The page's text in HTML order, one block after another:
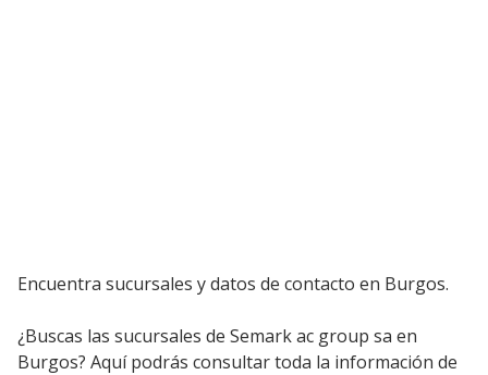
Encuentra sucursales y datos de contacto en Burgos.
¿Buscas las sucursales de Semark ac group sa en
Burgos? Aquí podrás consultar toda la información de